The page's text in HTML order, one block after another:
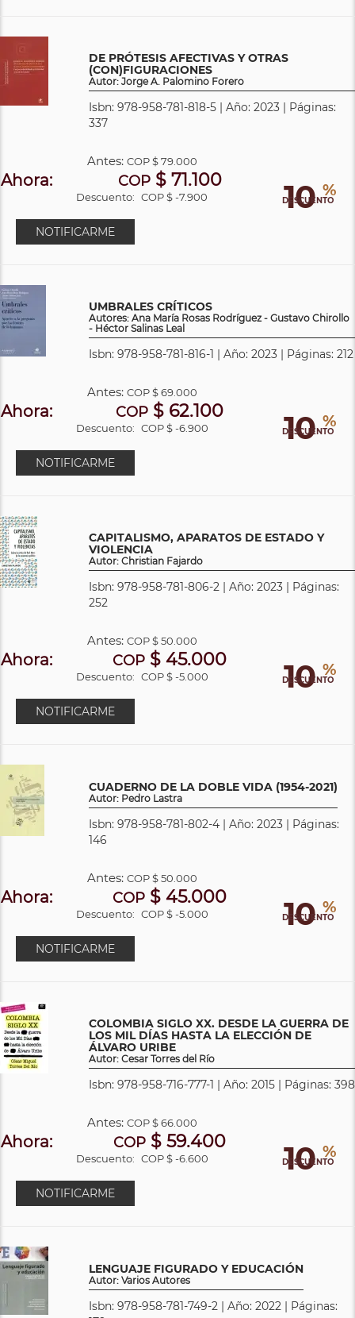
DE PRÓTESIS AFECTIVAS Y OTRAS
(CON)FIGURACIONES
Autor: Jorge A. Palomino Forero
Isbn: 978-958-781-818-5 | Año: 2023 | Páginas:
337
10 %
DESCUENTO
Antes: COP$ 79.000
Ahora: COP$ 71.100
Descuento: COP $ -7.900
NOTIFICARME
UMBRALES CRÍTICOS
Autores: Ana María Rosas Rodríguez - Gustavo Chirollo
- Héctor Salinas Leal
Isbn: 978-958-781-816-1 | Año: 2023 | Páginas: 212
10 %
DESCUENTO
Antes: COP$ 69.000
Ahora: COP $ 62.100
Descuento: COP $ -6.900
NOTIFICARME
CAPITALISMO, APARATOS DE ESTADO Y
VIOLENCIA
Autor: Christian Fajardo
Isbn: 978-958-781-806-2 | Año: 2023 | Páginas:
252
10 %
DESCUENTO
Antes: COP$ 50.000
Ahora: COP $ 45.000
Descuento: COP $ -5.000
NOTIFICARME
CUADERNO DE LA DOBLE VIDA (1954-2021)
Autor: Pedro Lastra
Isbn: 978-958-781-802-4 | Año: 2023 | Páginas:
146
10 %
DESCUENTO
Antes: COP$ 50.000
Ahora: COP $ 45.000
Descuento: COP $ -5.000
NOTIFICARME
COLOMBIA SIGLO XX. DESDE LA GUERRA DE
LOS MIL DÍAS HASTA LA ELECCIÓN DE
ÁLVARO URIBE
Autor: Cesar Torres del Río
Isbn: 978-958-716-777-1 | Año: 2015 | Páginas: 398
10 %
DESCUENTO
Antes: COP$ 66.000
Ahora: COP $ 59.400
Descuento: COP $ -6.600
NOTIFICARME
LENGUAJE FIGURADO Y EDUCACIÓN
Autor: Varios Autores
Isbn: 978-958-781-749-2 | Año: 2022 | Páginas: